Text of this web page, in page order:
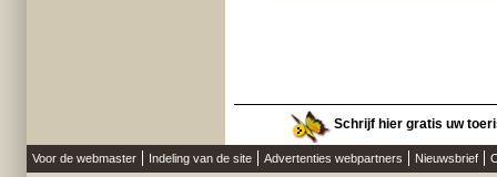
Schrijf hier gratis uw
Voor de webmaster Indeling van de site Advertenties webpartners Nieuwsbrief